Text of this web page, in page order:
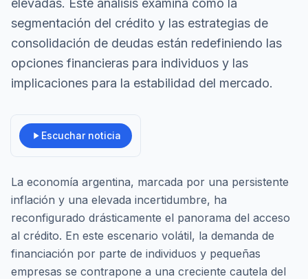
elevadas. Este análisis examina cómo la
segmentación del crédito y las estrategias de
consolidación de deudas están redefiniendo las
opciones financieras para individuos y las
implicaciones para la estabilidad del mercado.
Escuchar noticia
La economía argentina, marcada por una persistente
inflación y una elevada incertidumbre, ha
reconfigurado drásticamente el panorama del acceso
al crédito. En este escenario volátil, la demanda de
financiación por parte de individuos y pequeñas
empresas se contrapone a una creciente cautela del